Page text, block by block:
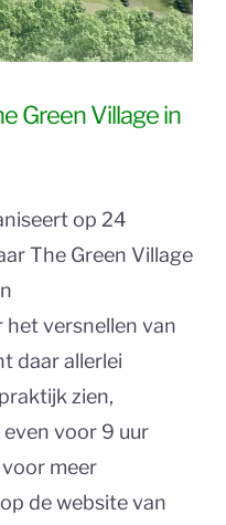
Green Village in
op 24
The Green Village
versnellen van
daar allerlei
zien,
voor 9 uur
meer
de website van